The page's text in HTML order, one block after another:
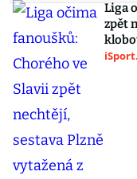
Liga
zpět